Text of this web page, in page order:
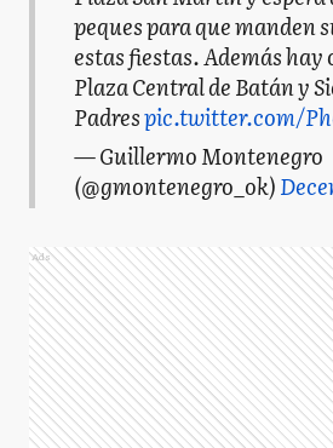
peques para que manden
estas fiestas. Además hay
Plaza Central de Batán y
Padrespic.twitter.com/
— Guillermo Montenegro
(@gmontenegro_ok)
Ads